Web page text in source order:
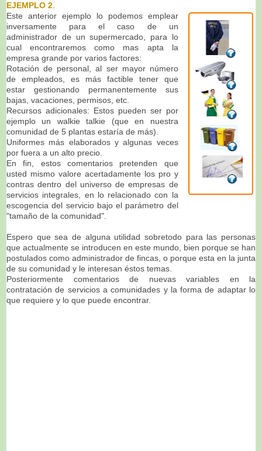
EJEMPLO 2.
Este anterior ejemplo lo podemos emplear
inversamente para el caso de un
administrador de un supermercado, para lo
cual encontraremos como mas apta la
empresa grande por varios factores:
Rotación de personal, al ser mayor número
de empleados, es más factible tener que
estar gestionando permanentemente sus
bajas, vacaciones, permisos, etc.
Recursos adicionales: Estos pueden ser por
ejemplo un walkie talkie (que en nuestra
comunidad de 5 plantas estaría de más).
Uniformes más elaborados y algunas veces
por fuera a un alto precio.
En fin, estos comentarios pretenden que
usted mismo valore acertadamente los pro y
contras dentro del universo de empresas de
servicios integrales, en lo relacionado con la
escogencia del servicio bajo el parámetro del
"tamaño de la comunidad".
Espero que sea de alguna utilidad sobretodo para las personas
que actualmente se introducen en este mundo, bien porque se han
postulados como administrador de fincas, o porque esta en la junta
de su comunidad y le interesan éstos temas.
Posteriormente comentarios de nuevas variables en la
contratación de servicios a comunidades y la forma de adaptar lo
que requiere y lo que puede encontrar.